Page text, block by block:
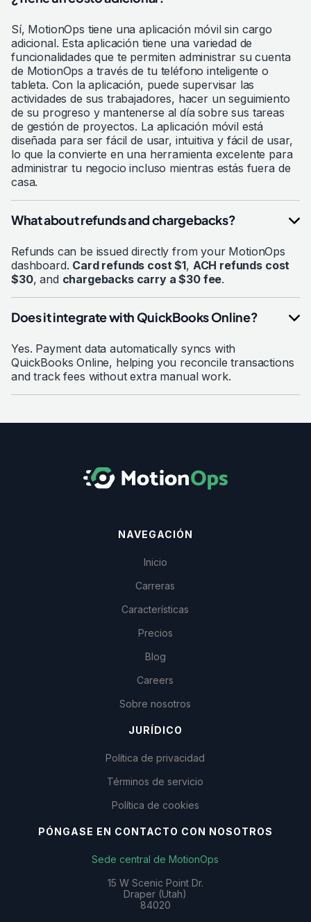
Sí, MotionOps tiene una aplicación móvil sin cargo
adicional. Esta aplicación tiene una variedad de
funcionalidades que te permiten administrar su cuenta
de MotionOps a través de tu teléfono inteligente o
tableta. Con la aplicación, puede supervisar las
actividades de sus trabajadores, hacer un seguimiento
de su progreso y mantenerse al día sobre sus tareas
de gestión de proyectos. La aplicación móvil está
diseñada para ser fácil de usar, intuitiva y fácil de usar,
lo que la convierte en una herramienta excelente para
administrar tu negocio incluso mientras estás fuera de
casa.
What about refunds and chargebacks?
Refunds can be issued directly from your MotionOps
dashboard. Card refunds cost $1, ACH refunds cost
$30, and chargebacks carry a $30 fee.
Does it integrate with QuickBooks Online?
Yes. Payment data automatically syncs with
QuickBooks Online, helping you reconcile transactions
and track fees without extra manual work.
NAVEGACIÓN
Inicio
Carreras
Características
Precios
Blog
Careers
Sobre nosotros
JURÍDICO
Política de privacidad
Términos de servicio
Política de cookies
PÓNGASE EN CONTACTO CON NOSOTROS
Sede central de MotionOps
15 W Scenic Point Dr.
Draper (Utah)
84020